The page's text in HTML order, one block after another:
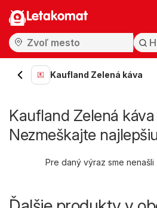
Letakomat
Kaufland Zelená káva
Kaufland Zelená
Nezmeškajte
Pre daný výraz sme